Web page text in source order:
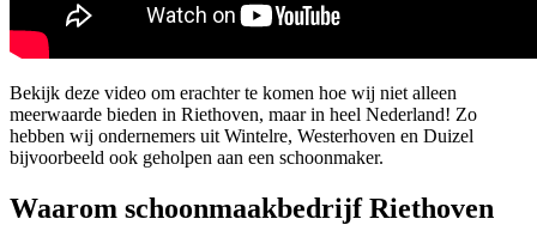
Bekijk deze video om erachter te komen hoe wij niet alleen
meerwaarde bieden in Riethoven, maar in heel Nederland! Zo
hebben wij ondernemers uit Wintelre, Westerhoven en Duizel
bijvoorbeeld ook geholpen aan een schoonmaker.
Waarom schoonmaakbedrijf Riethoven